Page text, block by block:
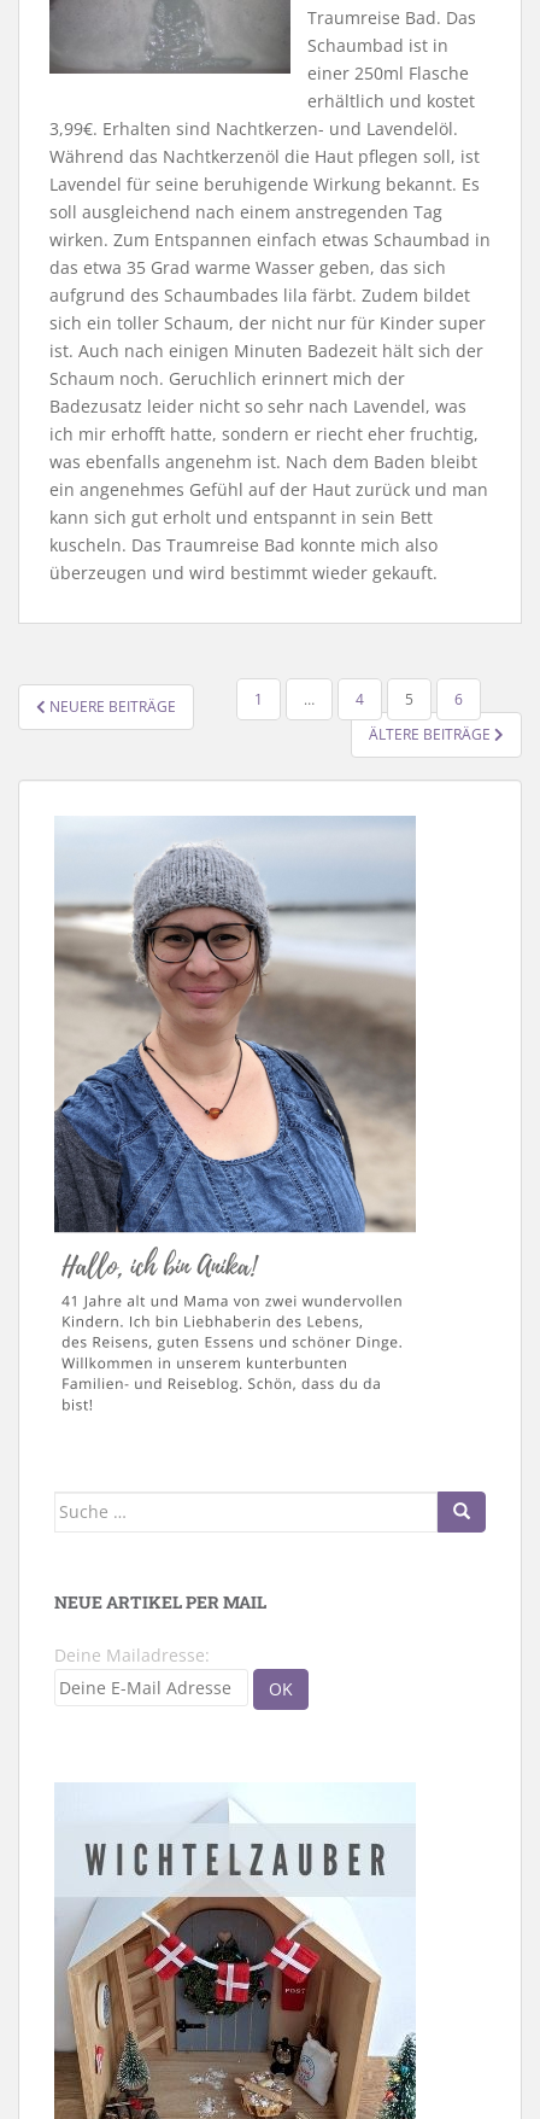
Traumreise Bad. Das
Schaumbad ist in
einer 250ml Flasche
erhältlich und kostet
3,99€. Erhalten sind Nachtkerzen- und Lavendelöl.
Während das Nachtkerzenöl die Haut pflegen soll, ist
Lavendel für seine beruhigende Wirkung bekannt. Es
soll ausgleichend nach einem anstregenden Tag
wirken. Zum Entspannen einfach etwas Schaumbad in
das etwa 35 Grad warme Wasser geben, das sich
aufgrund des Schaumbades lila färbt. Zudem bildet
sich ein toller Schaum, der nicht nur für Kinder super
ist. Auch nach einigen Minuten Badezeit hält sich der
Schaum noch. Geruchlich erinnert mich der
Badezusatz leider nicht so sehr nach Lavendel, was
ich mir erhofft hatte, sondern er riecht eher fruchtig,
was ebenfalls angenehm ist. Nach dem Baden bleibt
ein angenehmes Gefühl auf der Haut zurück und man
kann sich gut erholt und entspannt in sein Bett
kuscheln. Das Traumreise Bad konnte mich also
überzeugen und wird bestimmt wieder gekauft.
SEITENNUMMERIERUNG
DER
NEUERE BEITRÄGE 1 … 4 5
6
ÄLTERE BEITRÄGE
Suche
NEUE ARTIKEL PER MAIL
Deine Mailadresse: